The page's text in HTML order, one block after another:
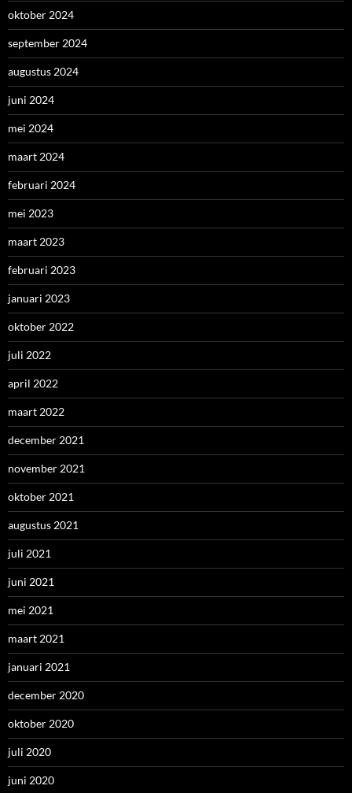
oktober 2024
september 2024
augustus 2024
juni 2024
mei 2024
maart 2024
februari 2024
mei 2023
maart 2023
februari 2023
januari 2023
oktober 2022
juli 2022
april 2022
maart 2022
december 2021
november 2021
oktober 2021
augustus 2021
juli 2021
juni 2021
mei 2021
maart 2021
januari 2021
december 2020
oktober 2020
juli 2020
juni 2020